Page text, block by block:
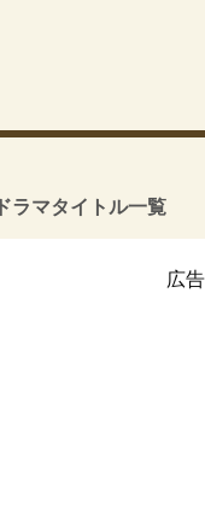
ドラマタイトル一覧
広告